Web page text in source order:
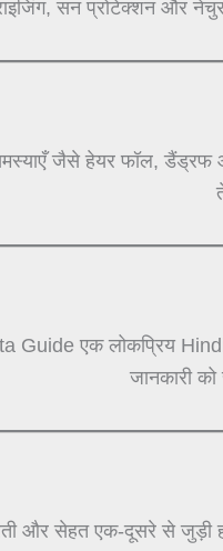
सन प्रोटेक्शन और
जैसे हेयर फॉल,
Guide एक लोकप्रिय Hindi
जानकारी
और सेहत एक-दूसरे से जुड़ी